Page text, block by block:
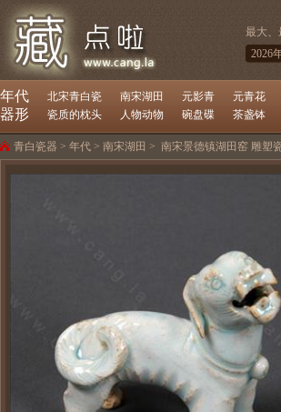
最大、
2026
年代 北宋青白瓷 南宋湖田 元影青 元青花
器形 瓷质的枕头 人物动物 碗盘碟 茶盏钵
青白瓷器 > 年代 > 南宋湖田 > 南宋景德镇湖田窑 雕塑